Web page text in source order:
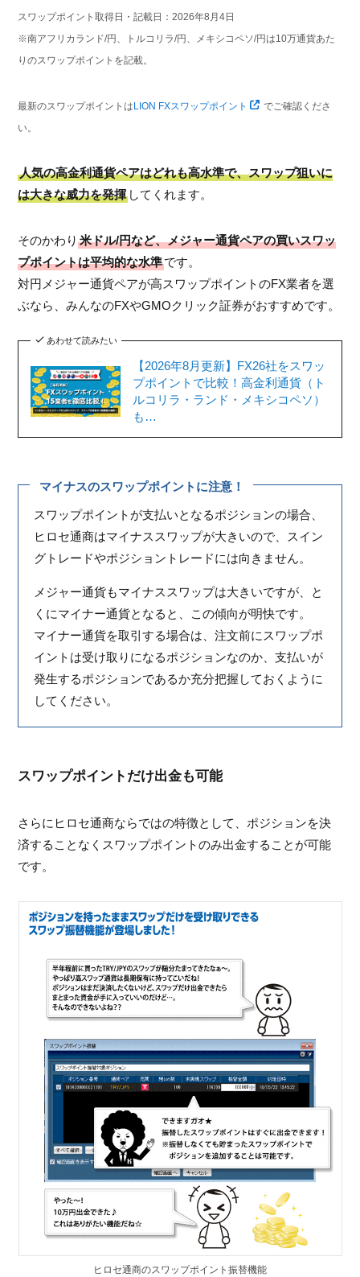
スワップポイント取得日・記載日：2026年8月4日
※南アフリカランド/円、トルコリラ/円、メキシコペソ/円は10万通貨あた
りのスワップポイントを記載。
最新のスワップポイントは LION FXスワップポイント
でご確認くださ
い。
人気の高金利通貨ペアはどれも高水準で、スワップ狙いに
は大きな威力を発揮 してくれます。
そのかわり米ドル/円など、メジャー通貨ペアの買いスワッ
プポイントは平均的な水準です。
対円メジャー通貨ペアが高スワップポイントのFX業者を選
ぶなら、みんなのFXやGMOクリック証券がおすすめです。
あわせて読みたい
【2026年8月更新】FX26社をスワッ
プポイントで比較！高金利通貨（ト
ルコリラ・ランド・メキシコペソ）
も…
マイナスのスワップポイントに注意！
スワップポイントが支払いとなるポジションの場合、
ヒロセ通商はマイナススワップが大きいので、スイン
グトレードやポジショントレードには向きません。
メジャー通貨もマイナススワップは大きいですが、と
くにマイナー通貨となると、この傾向が明快です。
マイナー通貨を取引する場合は、注文前にスワップポ
イントは受け取りになるポジションなのか、支払いが
発生するポジションであるか充分把握しておくように
してください。
スワップポイントだけ出金も可能
さらにヒロセ通商ならではの特徴として、ポジションを決
済することなくスワップポイントのみ出金することが可能
です。
ヒロセ通商のスワップポイント振替機能